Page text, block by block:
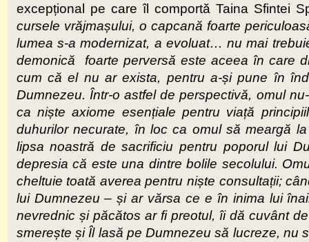
excepțional pe care îl comportă Taina Sfintei
cursele vrăjmașului, o capcană foarte
lumea s-a modernizat, a evoluat… nu mai
demonică foarte perversă este aceea în care
cum că el nu ar exista, pentru a-și pune în
Dumnezeu. Într-o astfel de perspectivă, omul
ca niște axiome esențiale pentru viață
duhurilor necurate, în loc ca omul să meargă
lipsa noastră de sacrificiu pentru poporul lui
depresia că este una dintre bolile secolului.
cheltuie toată averea pentru niște consultații;
lui Dumnezeu – și ar vărsa ce e în inima lui
nevrednic și păcătos ar fi preotul, îi dă cuvânt
smerește și Îl lasă pe Dumnezeu să lucreze, nu